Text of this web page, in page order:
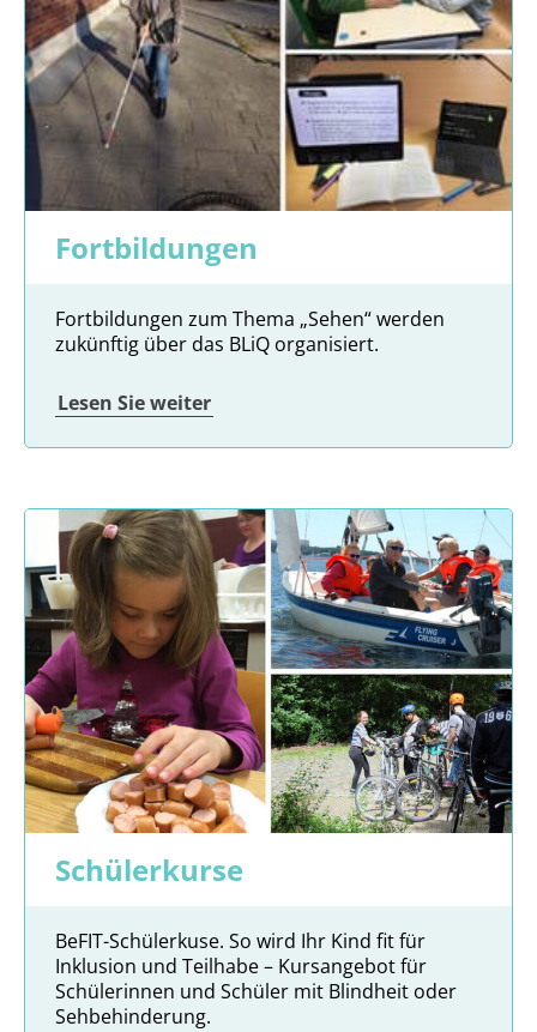
Fortbildungen
Fortbildungen zum Thema „Sehen“ werden
zukünftig über das BLiQ organisiert.
Lesen Sie weiter
Schülerkurse
BeFIT-Schülerkuse. So wird Ihr Kind fit für
Inklusion und Teilhabe – Kursangebot für
Schülerinnen und Schüler mit Blindheit oder
Sehbehinderung.